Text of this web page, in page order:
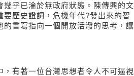
乎已淪於無政府狀態。陳傳興的文
歷史證詞，危機年代?發出來的智
書寫指向一個開放活潑的思考，讓
有著一位台灣思想者令人不可逼視